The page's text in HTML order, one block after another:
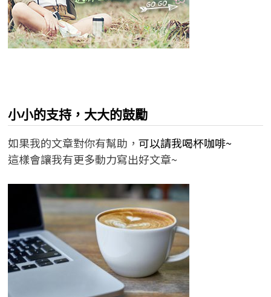
小小的支持，大大的鼓勵
如果我的文章對你有幫助， 可以請我喝杯咖啡~
這樣會讓我有更多動力寫出好文章~